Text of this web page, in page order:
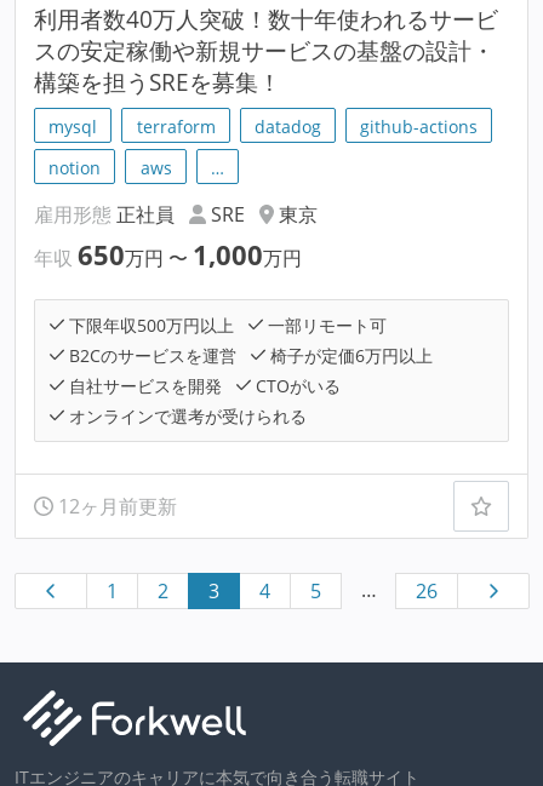
利用者数40万人突破！数十年使われるサービ
スの安定稼働や新規サービスの基盤の設計・
構築を担うSREを募集！
mysql terraform datadog
github-actions
notion
aws …
雇用形態 正社員 SRE
東京
年収 650万円 〜 1,000万円
下限年収500万円以上
一部リモート可
B2Cのサービスを運営
椅子が定価6万円以上
自社サービスを開発
CTOがいる
オンラインで選考が受けられる
12ヶ月前更新
1 2 3 4 5 … 26
ITエンジニアのキャリアに本気で向き合う転職サイト